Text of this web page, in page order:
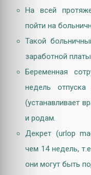
На всей
пойти на
Такой
заработной
Беременная
недель отпуска
(устанавливает
и родам.
Декрет (urlop
чем 14 недель,
они могут быть